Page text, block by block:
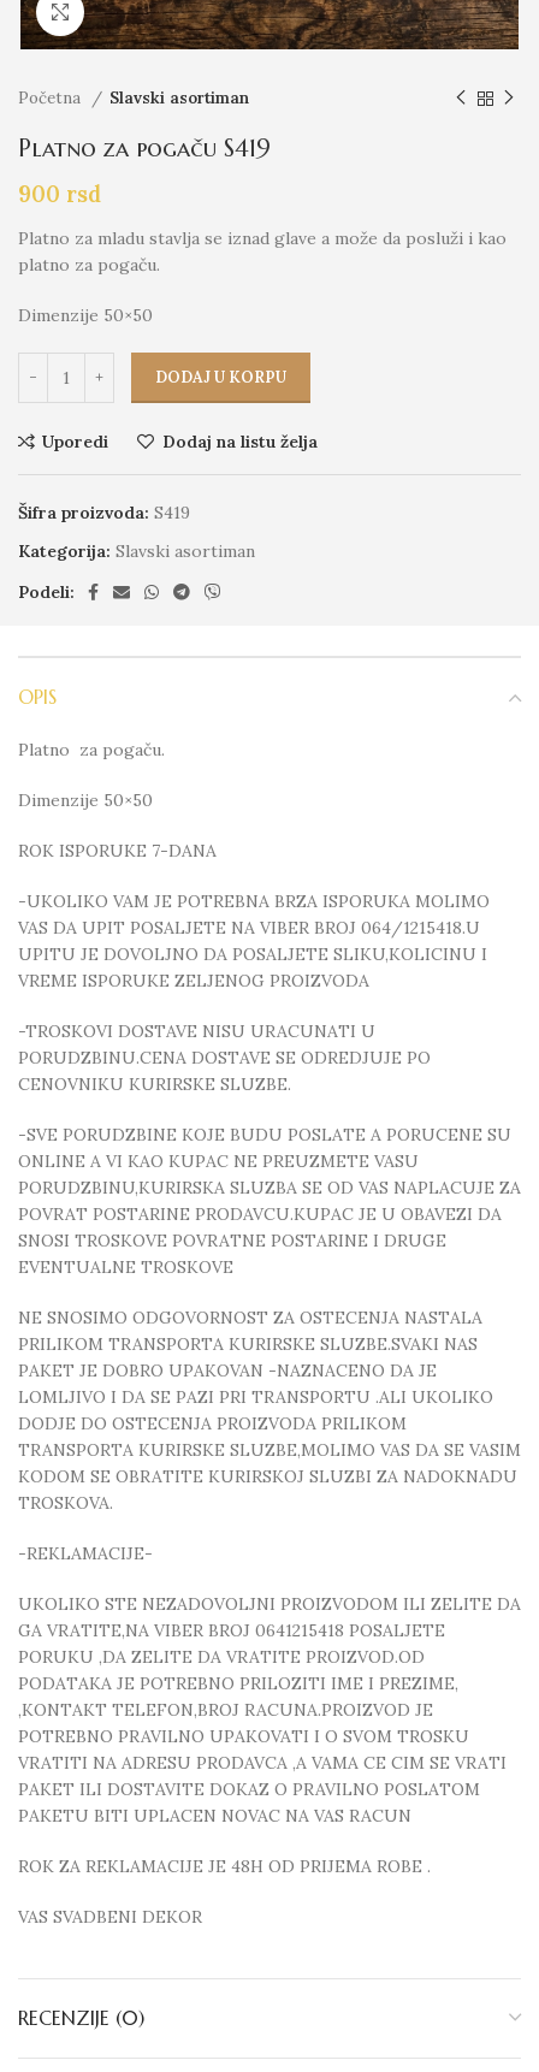
Click to enlarge
Početna Slavski asortiman
Platno za pogaču S419
900 rsd
Platno za mladu stavlja se iznad glave a može da posluži i kao
platno za pogaču.
Dimenzije 50×50
DODAJ U KORPU
Uporedi Dodaj na listu želja
Šifra proizvoda: S419
Kategorija: Slavski asortiman
Podeli:
OPIS
Platno za pogaču.
Dimenzije 50×50
ROK ISPORUKE 7-DANA
-UKOLIKO VAM JE POTREBNA BRZA ISPORUKA MOLIMO
VAS DA UPIT POSALJETE NA VIBER BROJ 064/1215418.U
UPITU JE DOVOLJNO DA POSALJETE SLIKU,KOLICINU I
VREME ISPORUKE ZELJENOG PROIZVODA
-TROSKOVI DOSTAVE NISU URACUNATI U
PORUDZBINU.CENA DOSTAVE SE ODREDJUJE PO
CENOVNIKU KURIRSKE SLUZBE.
-SVE PORUDZBINE KOJE BUDU POSLATE A PORUCENE SU
ONLINE A VI KAO KUPAC NE PREUZMETE VASU
PORUDZBINU,KURIRSKA SLUZBA SE OD VAS NAPLACUJE ZA
POVRAT POSTARINE PRODAVCU.KUPAC JE U OBAVEZI DA
SNOSI TROSKOVE POVRATNE POSTARINE I DRUGE
EVENTUALNE TROSKOVE
NE SNOSIMO ODGOVORNOST ZA OSTECENJA NASTALA
PRILIKOM TRANSPORTA KURIRSKE SLUZBE.SVAKI NAS
PAKET JE DOBRO UPAKOVAN -NAZNACENO DA JE
LOMLJIVO I DA SE PAZI PRI TRANSPORTU .ALI UKOLIKO
DODJE DO OSTECENJA PROIZVODA PRILIKOM
TRANSPORTA KURIRSKE SLUZBE,MOLIMO VAS DA SE VASIM
KODOM SE OBRATITE KURIRSKOJ SLUZBI ZA NADOKNADU
TROSKOVA.
-REKLAMACIJE-
UKOLIKO STE NEZADOVOLJNI PROIZVODOM ILI ZELITE DA
GA VRATITE,NA VIBER BROJ 0641215418 POSALJETE
PORUKU ,DA ZELITE DA VRATITE PROIZVOD.OD
PODATAKA JE POTREBNO PRILOZITI IME I PREZIME,
,KONTAKT TELEFON,BROJ RACUNA.PROIZVOD JE
POTREBNO PRAVILNO UPAKOVATI I O SVOM TROSKU
VRATITI NA ADRESU PRODAVCA ,A VAMA CE CIM SE VRATI
PAKET ILI DOSTAVITE DOKAZ O PRAVILNO POSLATOM
PAKETU BITI UPLACEN NOVAC NA VAS RACUN
ROK ZA REKLAMACIJE JE 48H OD PRIJEMA ROBE .
VAS SVADBENI DEKOR
RECENZIJE (0)